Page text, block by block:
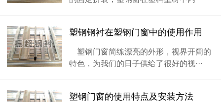
塑钢钢衬在塑钢门窗中的使用作用
塑钢门窗简练漂亮的外形，视界开阔的
特色，为我们的日子供给了很好的视···
塑钢门窗的使用特点及安装方法